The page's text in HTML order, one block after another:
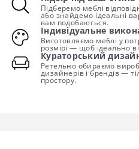
Підберемо меблі
або знайдемо ідеальні
вам подобаються.
Індивідуальне
Виготовляємо меблі у
розмірі — щоб ідеально
Кураторський
Ретельно обираємо
дизайнерів і брендів —
простору.